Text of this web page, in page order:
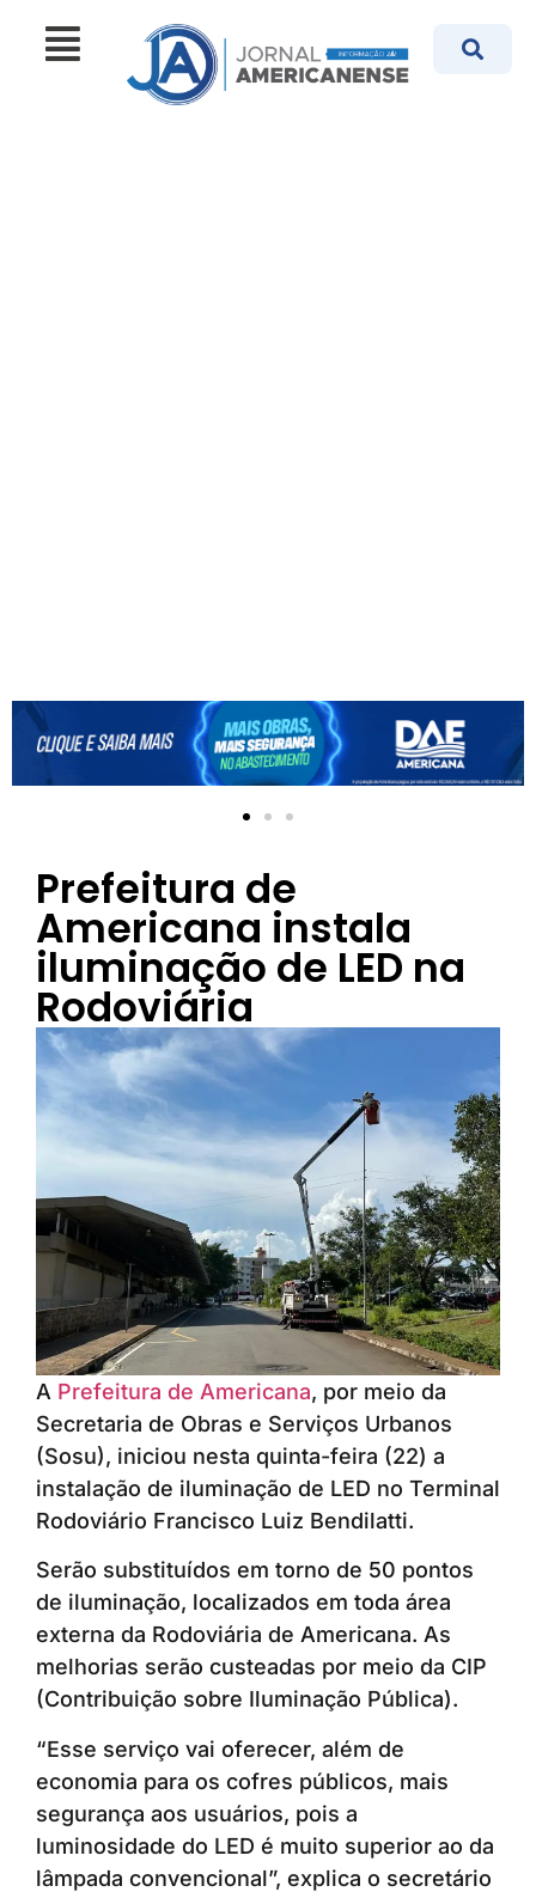
Prefeitura de
Americana instala
iluminação de LED na
Rodoviária
A Prefeitura de Americana, por meio da
Secretaria de Obras e Serviços Urbanos
(Sosu), iniciou nesta quinta-feira (22) a
instalação de iluminação de LED no Terminal
Rodoviário Francisco Luiz Bendilatti.
Serão substituídos em torno de 50 pontos
de iluminação, localizados em toda área
externa da Rodoviária de Americana. As
melhorias serão custeadas por meio da CIP
(Contribuição sobre Iluminação Pública).
“Esse serviço vai oferecer, além de
economia para os cofres públicos, mais
segurança aos usuários, pois a
luminosidade do LED é muito superior ao da
lâmpada convencional”, explica o secretário